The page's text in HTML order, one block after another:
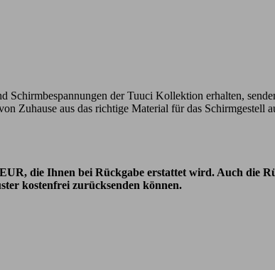
der Tuuci Kollektion erhalten,
Zuhause aus das richtige Material für das Schirmgestell
die Ihnen bei Rückgabe erstattet wird. Auch die
kostenfrei zurücksenden können.